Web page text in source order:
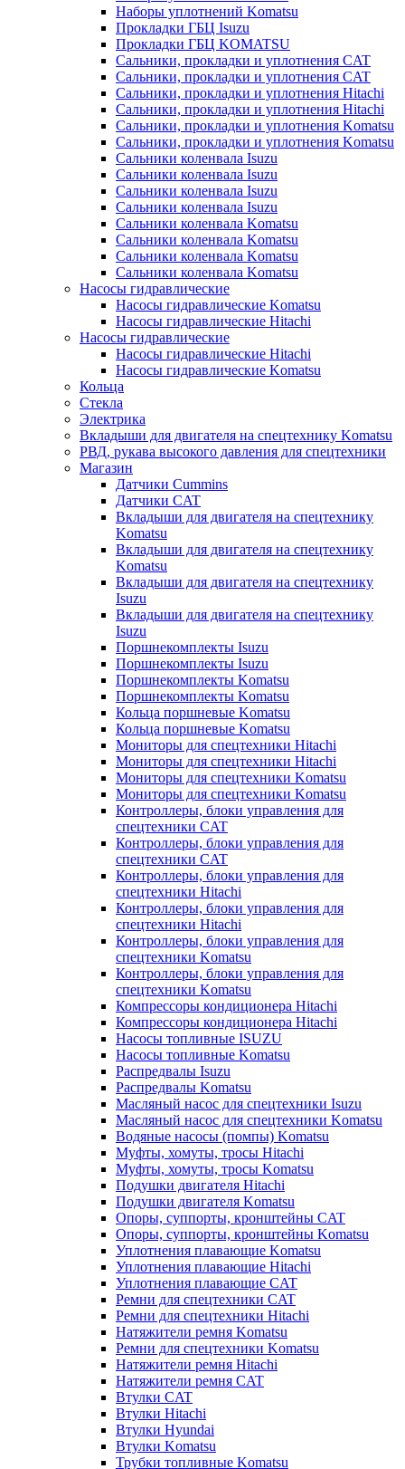
Наборы уплотнений Komatsu
Прокладки ГБЦ Isuzu
Прокладки ГБЦ KOMATSU
Сальники, прокладки и уплотнения CAT
Сальники, прокладки и уплотнения CAT
Сальники, прокладки и уплотнения Hitachi
Сальники, прокладки и уплотнения Hitachi
Сальники, прокладки и уплотнения Komatsu
Сальники, прокладки и уплотнения Komatsu
Сальники коленвала Isuzu
Сальники коленвала Isuzu
Сальники коленвала Isuzu
Сальники коленвала Isuzu
Сальники коленвала Komatsu
Сальники коленвала Komatsu
Сальники коленвала Komatsu
Сальники коленвала Komatsu
Насосы гидравлические
Насосы гидравлические Komatsu
Насосы гидравлические Hitachi
Насосы гидравлические
Насосы гидравлические Hitachi
Насосы гидравлические Komatsu
Кольца
Стекла
Электрика
Вкладыши для двигателя на спецтехнику Komatsu
РВД, рукава высокого давления для спецтехники
Магазин
Датчики Cummins
Датчики CAT
Вкладыши для двигателя на спецтехнику
Komatsu
Вкладыши для двигателя на спецтехнику
Komatsu
Вкладыши для двигателя на спецтехнику
Isuzu
Вкладыши для двигателя на спецтехнику
Isuzu
Поршнекомплекты Isuzu
Поршнекомплекты Isuzu
Поршнекомплекты Komatsu
Поршнекомплекты Komatsu
Кольца поршневые Komatsu
Кольца поршневые Komatsu
Мониторы для спецтехники Hitachi
Мониторы для спецтехники Hitachi
Мониторы для спецтехники Komatsu
Мониторы для спецтехники Komatsu
Контроллеры, блоки управления для
спецтехники CAT
Контроллеры, блоки управления для
спецтехники CAT
Контроллеры, блоки управления для
спецтехники Hitachi
Контроллеры, блоки управления для
спецтехники Hitachi
Контроллеры, блоки управления для
спецтехники Komatsu
Контроллеры, блоки управления для
спецтехники Komatsu
Компрессоры кондиционера Hitachi
Компрессоры кондиционера Hitachi
Насосы топливные ISUZU
Насосы топливные Komatsu
Распредвалы Isuzu
Распредвалы Komatsu
Масляный насос для спецтехники Isuzu
Масляный насос для спецтехники Komatsu
Водяные насосы (помпы) Komatsu
Муфты, хомуты, тросы Hitachi
Муфты, хомуты, тросы Komatsu
Подушки двигателя Hitachi
Подушки двигателя Komatsu
Опоры, суппорты, кронштейны CAT
Опоры, суппорты, кронштейны Komatsu
Уплотнения плавающие Komatsu
Уплотнения плавающие Hitachi
Уплотнения плавающие CAT
Ремни для спецтехники CAT
Ремни для спецтехники Hitachi
Натяжители ремня Komatsu
Ремни для спецтехники Komatsu
Натяжители ремня Hitachi
Натяжители ремня CAT
Втулки CAT
Втулки Hitachi
Втулки Hyundai
Втулки Komatsu
Трубки топливные Komatsu